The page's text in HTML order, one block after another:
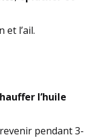
et l’ail.
l’huile
pendant 3-